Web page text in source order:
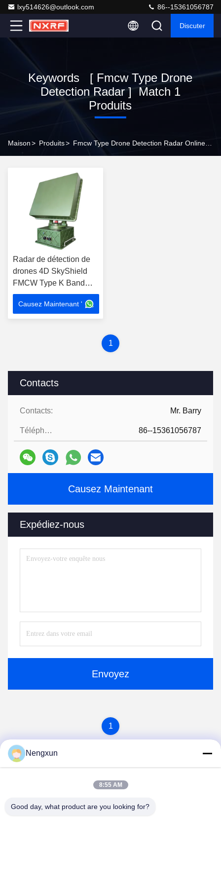
lxy514626@outlook.com 86--15361056787
Discuter
Keywords [ Fmcw Type Drone
Detection Radar ] Match 1
Produits
Maison> Produits>
Contacts
Contacts: Mr. Barry
Téléphone: 86--15361056787
Causez Maintenant
Expédiez-nous
Envoyez
Radar de détection de
drones 4D SkyShield
FMCW Type K Band
Scanner mécanique
avec positionnement
GPS
Causez Maintenant '
1
1
Nengxun
8:55 AM
Good day, what product are you looking for?